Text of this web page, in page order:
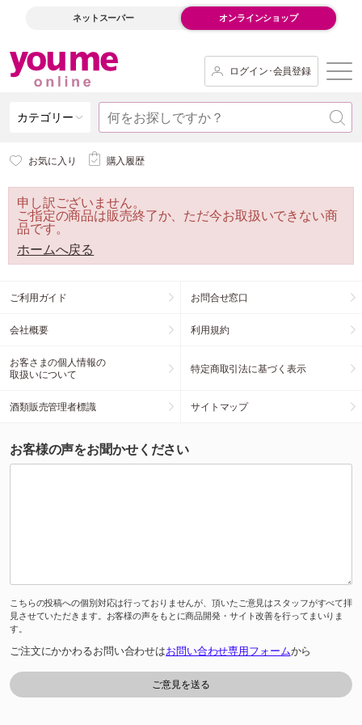
ネットスーパー オンラインショップ
ログイン･会員登録
カテゴリー
お気に入り 購入履歴
申し訳ございません。
ご指定の商品は販売終了か、ただ今お取扱いできない商
品です。
ホームへ戻る
ご利用ガイド お問合せ窓口
会社概要 利用規約
お客さまの個人情報の
取扱いについて
特定商取引法に基づく表示
酒類販売管理者標識 サイトマップ
お客様の声をお聞かせください
こちらの投稿への個別対応は行っておりませんが、頂いたご意見はスタッフがすべて拝
見させていただきます。お客様の声をもとに商品開発・サイト改善を行ってまいりま
す。
ご注文にかかわるお問い合わせはお問い合わせ専用フォームから